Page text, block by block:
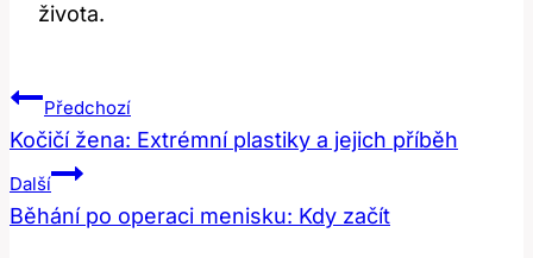
života.
Navigace
Pro
Příspěvek
Předchozí
Kočičí žena: Extrémní plastiky a jejich příběh
Další
Běhání po operaci menisku: Kdy začít